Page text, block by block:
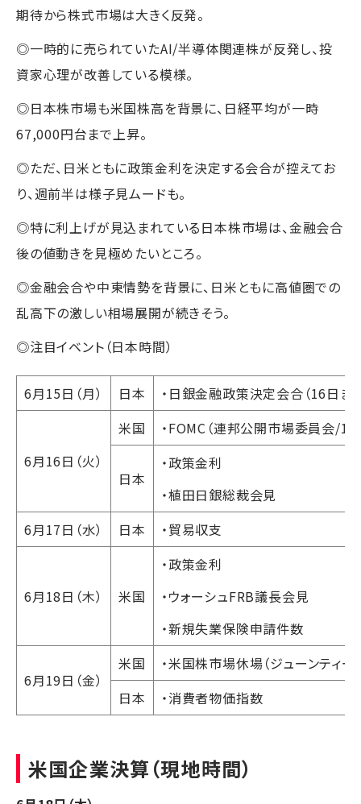
期待から株式市場は大きく反発。
◎一時的に売られていたAI/半導体関連株が反発し、投
資家心理が改善している模様。
◎日本株市場も米国株高を背景に、日経平均が一時
67,000円台まで上昇。
◎ただ、日米ともに政策金利を決定する会合が控えてお
り、週前半は様子見ムードも。
◎特に利上げが見込まれている日本株市場は、金融会合
後の値動きを見極めたいところ。
◎金融会合や中東情勢を背景に、日米ともに高値圏での
乱高下の激しい相場展開が続きそう。
◎注目イベント（日本時間）
6月15日（月） 日本 ・日銀金融政策決定会合（16日ま
6月16日（火）
米国 ・FOMC（連邦公開市場委員会/17
日本
・政策金利
・植田日銀総裁会見
6月17日（水）
日本 ・貿易収支
6月18日（木） 米国
・政策金利
・ウォーシュFRB議長会見
・新規失業保険申請件数
6月19日（金）
米国
・米国株市場休場（ジューンティー
日本
・消費者物価指数
米国企業決算（現地時間）